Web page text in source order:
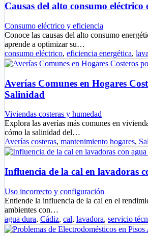
Causas del alto consumo
Consumo eléctrico y eficiencia
Conoce las causas del alto consumo
aprende a optimizar su…
consumo eléctrico, eficiencia energética,
Averías Comunes en Hogares
Salinidad
Viviendas costeras y humedad
Explora las averías más comunes en
cómo la salinidad del…
Averías costeras, mantenimiento hogares,
Influencia de la cal en lavadoras
Uso incorrecto y configuración
Entiende la influencia de la cal en el
ambientes con…
agua dura, Cádiz, cal, lavadora, servicio